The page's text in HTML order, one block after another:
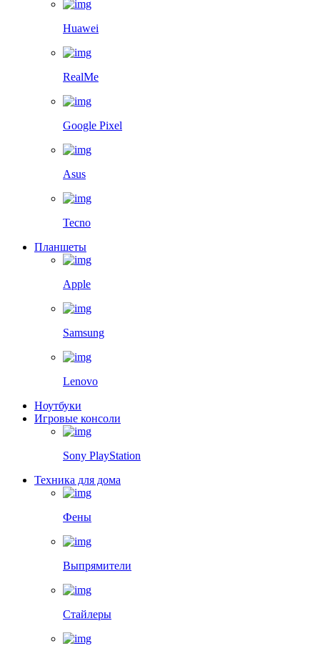
Huawei
RealMe
Google Pixel
Asus
Tecno
Планшеты
Apple
Samsung
Lenovo
Ноутбуки
Игровые консоли
Sony PlayStation
Техника для дома
Фены
Выпрямители
Стайлеры